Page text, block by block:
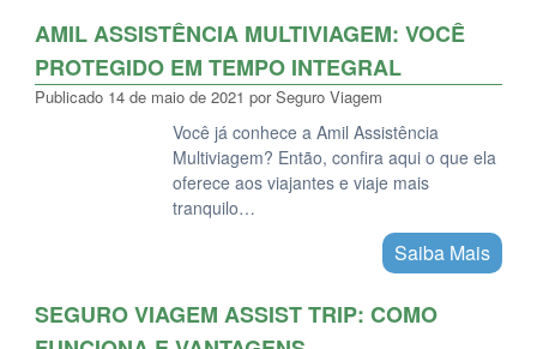
AMIL ASSISTÊNCIA MULTIVIAGEM: VOCÊ
PROTEGIDO EM TEMPO INTEGRAL
Publicado 14 de maio de 2021 por Seguro Viagem
Você já conhece a Amil Assistência
Multiviagem? Então, confira aqui o que ela
oferece aos viajantes e viaje mais
tranquilo…
Saiba Mais
SEGURO VIAGEM ASSIST TRIP: COMO